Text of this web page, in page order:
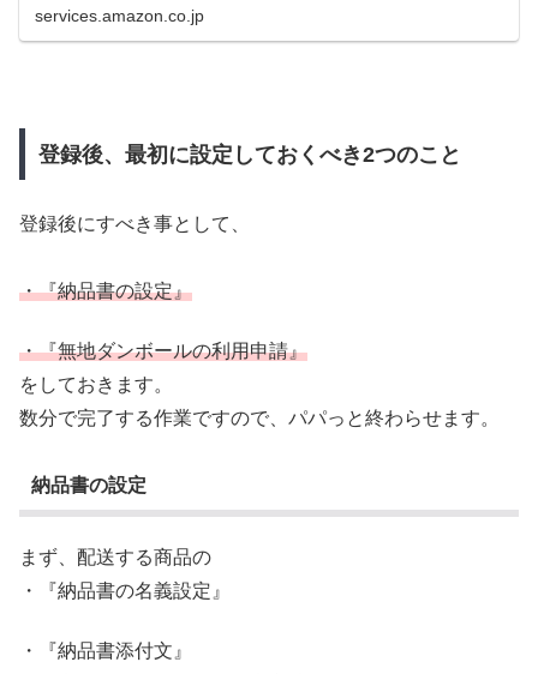
します。
services.amazon.co.jp
登録後、最初に設定しておくべき2つのこと
登録後にすべき事として、
・『納品書の設定』
・『無地ダンボールの利用申請』
をしておきます。
数分で完了する作業ですので、パパっと終わらせます。
納品書の設定
まず、配送する商品の
・『納品書の名義設定』
・『納品書添付文』